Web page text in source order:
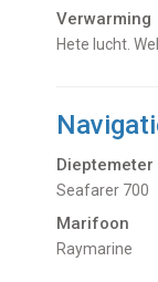
Verwarming
hete lucht.
Dieptemeter
Seafarer 700
Marifoon
Raymarine